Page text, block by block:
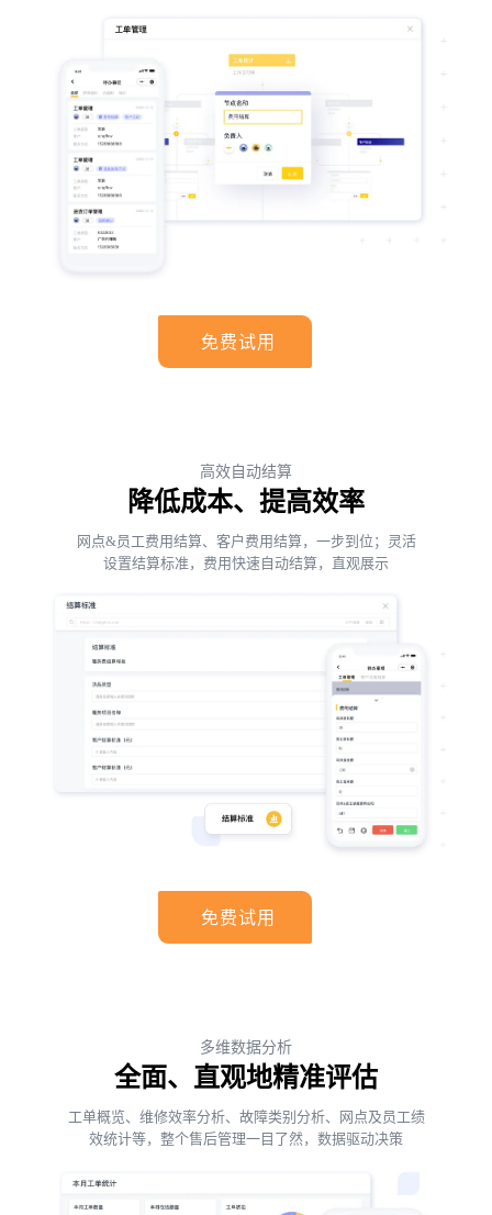
免费试用
高效自动结算
降低成本、提高效率
网点&员工费用结算、客户费用结算，一步到位；灵活
设置结算标准，费用快速自动结算，直观展示
免费试用
多维数据分析
全面、直观地精准评估
工单概览、维修效率分析、故障类别分析、网点及员工绩
效统计等，整个售后管理一目了然，数据驱动决策